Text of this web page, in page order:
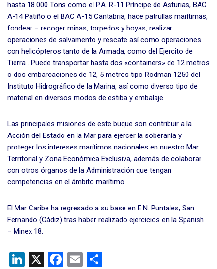
hasta 18.000 Tons como el P.A. R-11 Príncipe de Asturias, BAC
A-14 Patiño o el BAC A-15 Cantabria, hace patrullas marítimas,
fondear – recoger minas, torpedos y boyas, realizar
operaciones de salvamento y rescate así como operaciones
con helicópteros tanto de la Armada, como del Ejercito de
Tierra . Puede transportar hasta dos «containers» de 12 metros
o dos embarcaciones de 12, 5 metros tipo Rodman 1250 del
Instituto Hidrográfico de la Marina, así como diverso tipo de
material en diversos modos de estiba y embalaje.
Las principales misiones de este buque son contribuir a la
Acción del Estado en la Mar para ejercer la soberanía y
proteger los intereses marítimos nacionales en nuestro Mar
Territorial y Zona Económica Exclusiva, además de colaborar
con otros órganos de la Administración que tengan
competencias en el ámbito marítimo.
El Mar Caribe ha regresado a su base en E.N. Puntales, San
Fernando (Cádiz) tras haber realizado ejercicios en la Spanish
– Minex 18.
Li
X
F
E